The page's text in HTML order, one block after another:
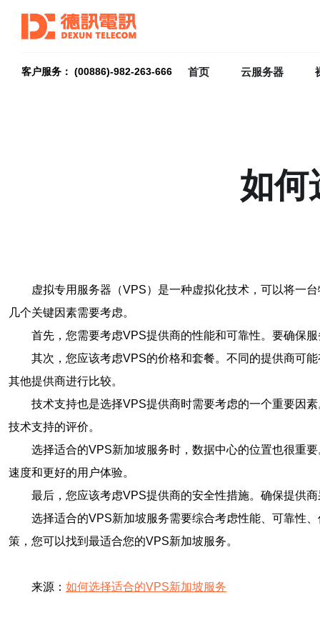
客户服务： (00886)-982-263-666 首页 云服务器
如何
虚拟专用服务器（VPS）是一种虚拟化技术，可以将一
几个关键因素需要考虑。
首先，您需要考虑VPS提供商的性能和可靠性。要确保
其次，您应该考虑VPS的价格和套餐。不同的提供商可
其他提供商进行比较。
技术支持也是选择VPS提供商时需要考虑的一个重要因
技术支持的评价。
选择适合的VPS新加坡服务时，数据中心的位置也很重
速度和更好的用户体验。
最后，您应该考虑VPS提供商的安全性措施。确保提供
选择适合的VPS新加坡服务需要综合考虑性能、可靠性
策，您可以找到最适合您的VPS新加坡服务。
来源： 如何选择适合的VPS新加坡服务